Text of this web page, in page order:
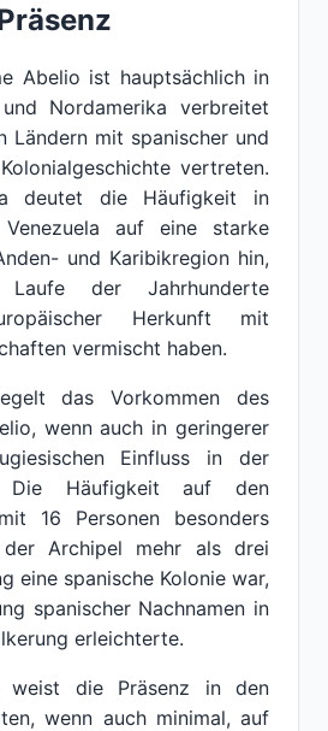
Abelio ist hauptsächlich in
Nordamerika verbreitet
Ländern mit spanischer und
vertreten.
deutet die Häufigkeit in
auf eine starke
und Karibikregion hin,
der Jahrhunderte
Herkunft mit
vermischt haben.
das Vorkommen des
wenn auch in geringerer
Einfluss in der
Die Häufigkeit auf den
16 Personen besonders
Archipel mehr als drei
eine spanische Kolonie war,
spanischer Nachnamen in
erleichterte.
weist die Präsenz in den
wenn auch minimal, auf